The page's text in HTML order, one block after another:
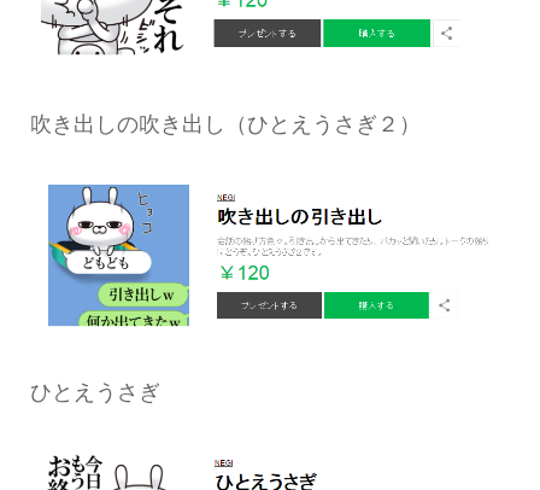
吹き出しの吹き出し（ひとえうさぎ２）
ひとえうさぎ